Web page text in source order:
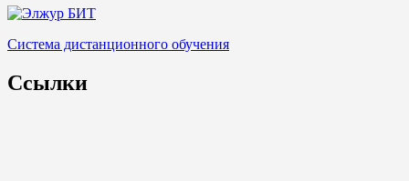
Система дистанционного обучения
Ссылки